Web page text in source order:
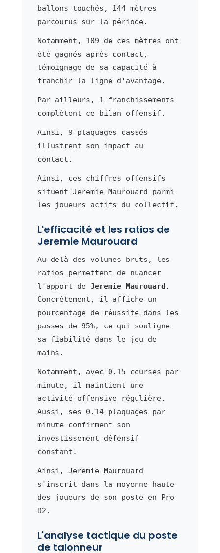
ballons touchés, 144 mètres
parcourus sur la période.
Notamment, 109 de ces mètres ont
été gagnés après contact,
témoignage de sa capacité à
franchir la ligne d'avantage.
Par ailleurs, 1 franchissements
complètent ce bilan offensif.
Ainsi, 9 plaquages cassés
illustrent son impact au
contact.
Ainsi, ces chiffres offensifs
situent Jeremie Maurouard parmi
les joueurs actifs du collectif.
L'efficacité et les ratios de
Jeremie Maurouard
Au-delà des volumes bruts, les
ratios permettent de nuancer
l'apport de Jeremie Maurouard .
Concrètement, il affiche un
pourcentage de réussite dans les
passes de 95%, ce qui souligne
sa fiabilité dans le jeu de
mains.
Notamment, avec 0.15 courses par
minute, il maintient une
activité offensive régulière.
Aussi, ses 0.14 plaquages par
minute confirment son
investissement défensif
constant.
Ainsi, Jeremie Maurouard
s'inscrit dans la moyenne haute
des joueurs de son poste en Pro
D2.
L'analyse tactique du poste
de talonneur